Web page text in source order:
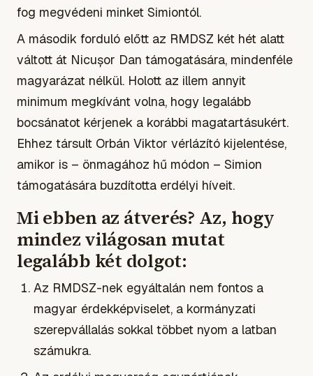
fog megvédeni minket Simiontól.
A második forduló előtt az RMDSZ két hét alatt
váltott át Nicușor Dan támogatására, mindenféle
magyarázat nélkül. Holott az illem annyit
minimum megkívánt volna, hogy legalább
bocsánatot kérjenek a korábbi magatartásukért.
Ehhez társult Orbán Viktor vérlázító kijelentése,
amikor is – önmagához hű módon – Simion
támogatására buzdította erdélyi híveit.
Mi ebben az átverés? Az, hogy
mindez világosan mutat
legalább két dolgot:
Az RMDSZ-nek egyáltalán nem fontos a
magyar érdekképviselet, a kormányzati
szerepvállalás sokkal többet nyom a latban
számukra.